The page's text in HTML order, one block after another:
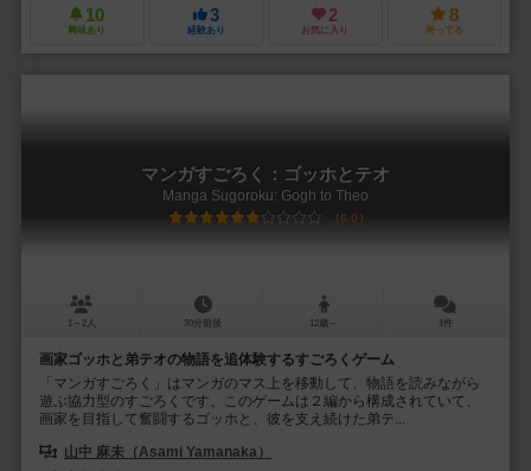
10
興味あり
3
経験あり
2
お気に入り
8
持ってる
マンガすごろく：ゴッホとテオ
Manga Sugoroku: Gogh to Theo
6.0
1～2人 30分前後 12歳～ 1件
画家ゴッホと弟テオの物語を追体験するすごろくゲーム
「マンガすごろく」はマンガのマス上を移動して、物語を読みながら
遊ぶ協力型のすごろくです。このゲームは２編から構成されていて、
画家を目指して奮闘するゴッホと、彼を支え続けた弟テ...
山中 麻未（Asami Yamanaka）